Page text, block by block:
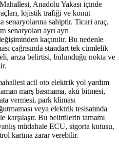
Anadolu Yakası içinde
lojistik trafiği ve konut
senaryolarına sahiptir. Ticari araç,
senaryoları ayrı ayrı
kaçınılır. Bu nedenle
çağrısında standart tek cümlelik
arıza belirtisi, bulunduğu nokta ve
acil oto elektrik yol yardım
marş basmama, akü bitmesi,
vermesi, park kliması
veya elektrik tesisatında
karşılaşır. Bu belirtilerin tamamı
müdahale ECU, sigorta kutusu,
kartına zarar verebilir.